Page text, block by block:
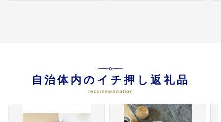
自治体内のイチ押し返礼品
recommendation